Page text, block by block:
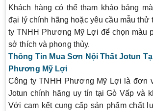
Khách hàng có thể tham khảo bảng
đại lý chính hãng hoặc yêu cầu mẫu thử
ty TNHH Phương Mỹ Lợi để chọn màu
sở thích và phong thủy.
Thông Tin Mua Sơn Nội Thất Jotun
Phương Mỹ Lợi
Công ty TNHH Phương Mỹ Lợi là đơn
Jotun chính hãng uy tín tại Gò Vấp và
Với cam kết cung cấp sản phẩm chất